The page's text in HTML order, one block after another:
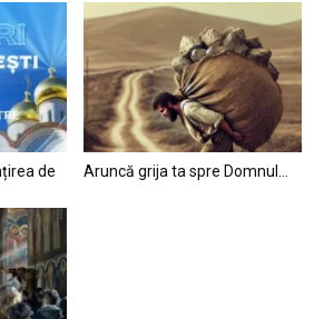
de
Aruncă grija ta spre Domnul…